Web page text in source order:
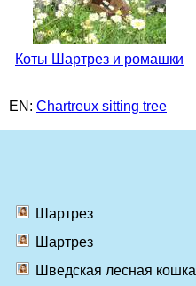
Коты Шартрез и ромашки
EN: Chartreux sitting tree
Шартрез
Шартрез
Шведская лесная кошка